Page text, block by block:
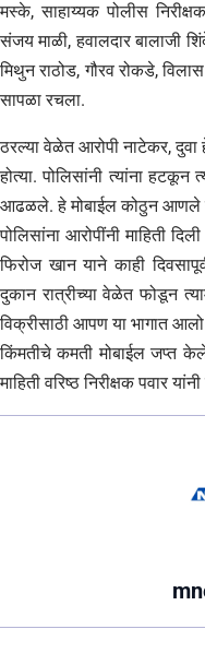
मस्के, साहाय्यक पोलीस
संजय माळी, हवालदार बालाजी
मिथुन राठोड, गौरव रोकडे,
सापळा रचला.
ठरल्या वेळेत आरोपी नाटेकर, दुवा
होत्या. पोलिसांनी त्यांना हटकून
आढळले. हे मोबाईल कोठुन आणले
पोलिसांना आरोपींनी माहिती
फिरोज खान याने काही
दुकान रात्रीच्या वेळेत फोडून
विक्रीसाठी आपण या भागात
किंमतीचे कमती मोबाईल जप्त
माहिती वरिष्ठ निरीक्षक पवार